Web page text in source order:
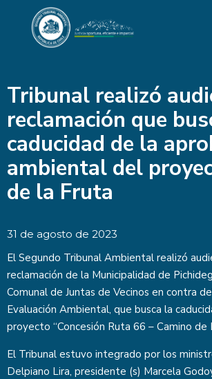
Tribunal realizó
reclamación que
caducidad de la
ambiental del
de la Fruta
31 de agosto de 2023
El Segundo Tribunal Ambiental realizó
reclamación de la Municipalidad de
Comunal de Juntas de Vecinos en contra
Evaluación Ambiental, que busca la
proyecto “Concesión Ruta 66 – Camino de
El Tribunal estuvo integrado por los
Delpiano Lira, presidente (s) Marcela